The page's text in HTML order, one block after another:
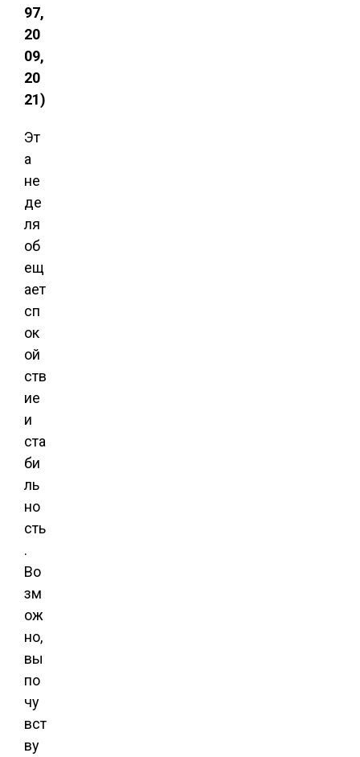
97,
20
09,
20
21)
Эт
а
не
де
ля
об
ещ
ает
сп
ок
ой
ств
ие
и
ста
би
ль
но
сть
.
Во
зм
ож
но,
вы
по
чу
вст
ву